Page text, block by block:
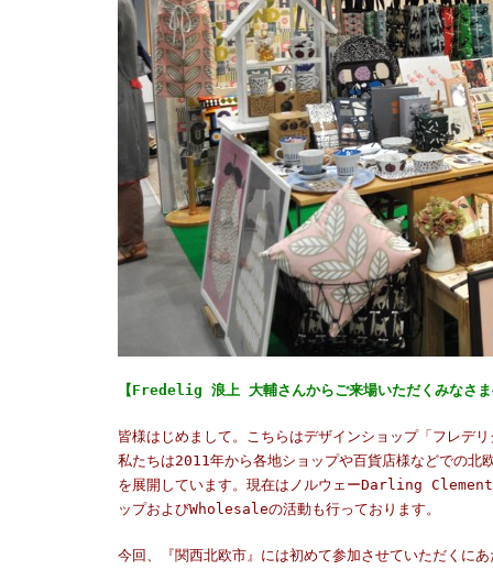
【Fredelig 浪上 大輔さんからご来場いただくみなさ
皆様はじめまして。こちらはデザインショップ「フレデ
私たちは2011年から各地ショップや百貨店様などでの北
を展開しています。現在はノルウェーDarling
ップおよびWholesaleの活動も行っております。
今回、『関西北欧市』には初めて参加させていただくに